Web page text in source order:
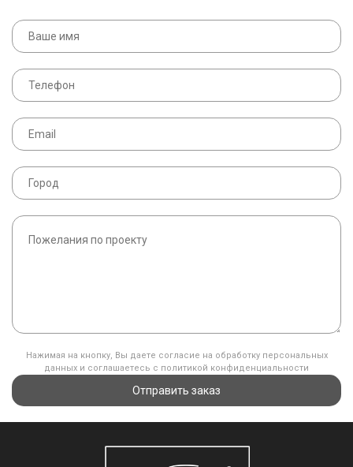
Нажимая на кнопку, Вы даете согласие на обработку персональных
данных и соглашаетесь с политикой конфиденциальности
Отправить заказ